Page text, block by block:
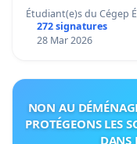
Étudiant(e)s du Cégep
272 signatures
28 Mar 2026
NON AU
PROTÉGEONS LES
DANS